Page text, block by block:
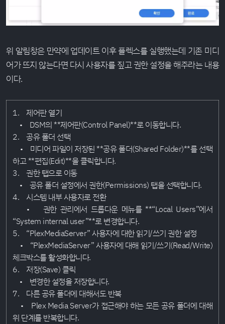
위 알림창은 만약에 업데이트 이후 플렉스를 실행했는데 기존 미디
어가 뜨지 않는다면 다시 사용자를 짚고 권한 설정을 해주라는 내용
이다.
1. 제어판 열기
• DSM의 **제어판(Control Panel)**로 이동합니다.
2. 공유 폴더 선택
• 미디어 파일이 저장된 **공유 폴더(Shared Folder)**를 선택
하고 **편집(Edit)**을 클릭합니다.
3. 권한 탭으로 이동
• 공유 폴더 설정에서 권한(Permissions) 탭을 선택합니다.
4. 시스템 내부 사용자로 전환
• 권한 관리에서 드롭다운 메뉴를 **“Local Users”에서
“System internal user”**로 변경합니다.
5. “PlexMediaServer” 사용자에 대한 읽기/쓰기 권한 설정
• “PlexMediaServer” 사용자에 대해 읽기/쓰기(Read/Write)
체크박스를 활성화합니다.
6. 저장(Save) 클릭
• 변경한 설정을 저장합니다.
7. 다른 공유 폴더에 대해서도 반복
• Plex Media Server가 접근해야 하는 모든 공유 폴더에 대해
위 단계를 반복합니다.